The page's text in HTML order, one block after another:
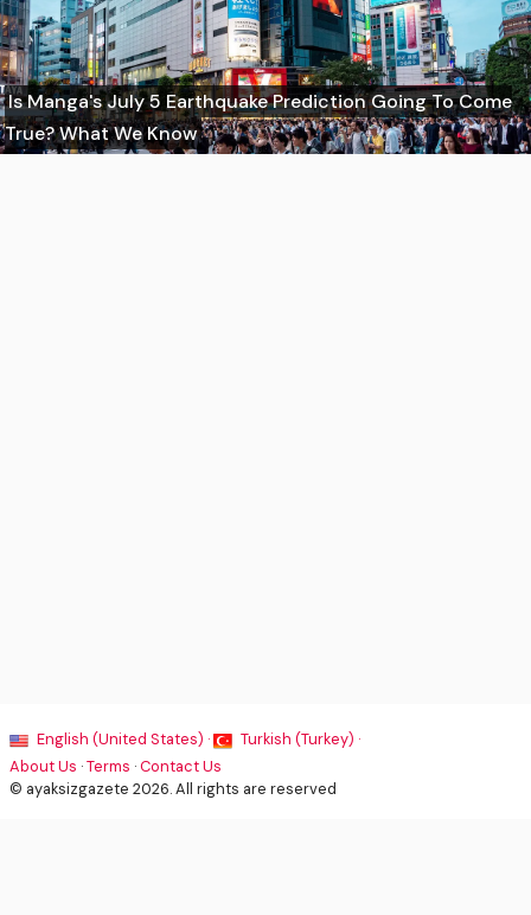
Is Manga's July 5 Earthquake Prediction Going To Come
True? What We Know
English (United States) ·
Turkish (Turkey) ·
About Us ·Terms ·Contact Us
© ayaksizgazete 2026. All rights are reserved